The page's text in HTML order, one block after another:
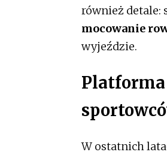
również detale:
mocowanie
wyjeździe.
W ostatnich